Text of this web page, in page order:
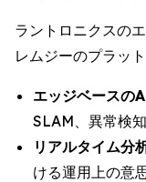
ラントロニクスの
レムジーのプラッ
エッジベースの
SLAM、異常検
リアルタイム分
ける運用上の意